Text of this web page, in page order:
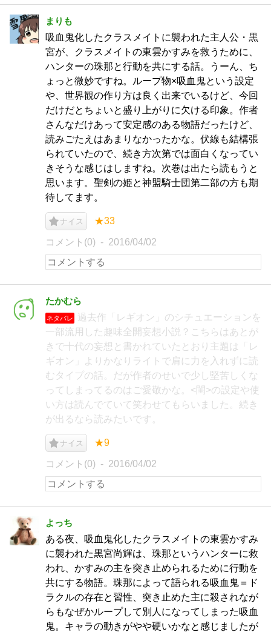
まりも
吸血鬼化したクラスメイトに襲われた主人公・黒
宮が、クラスメイトの東雲かすみを救うために、
ハンターの珠那と行動を共にする話。うーん、ち
ょっと微妙ですね。ループ物×吸血鬼という設定
や、世界観の作り方は良く出来でいるけど、今回
だけだとちょいと盛り上がりに欠ける印象。作者
さんなだけあって安定感のある物語だったけど、
読みごたえはあまりなかったかな。伏線も結構張
られていたので、続き方次第では面白くなってい
きそうな感じはしますね。次巻は出たら読もうと
思います。聖剣の姫と神盟騎士団第二部の方も期
待してます。
ナイス ★33
コメント(0) 2016/04/02
たかむら
ネタバレ
過去作「レギオン」のシチュエーションを
一部流用した趣味全開妄想小説？こちらはあとが
きで十代の妄想と書かれていたとおり主題は「レ
ギオン」よりかなりライトで肩に力を入れずに読
むタイプの話。だが作者のせいで少し堅苦しくな
ってしまってるのはご愛敬かな。<閨>の設定や使
い方は読んでていて笑わせてもらいました。続き
が出るなら読みたいです。
ナイス ★9
コメント(0) 2016/04/02
よっち
ある夜、吸血鬼化したクラスメイトの東雲かすみ
に襲われた黒宮尚輝は、珠那というハンターに救
われ、かすみの主を突き止められるために行動を
共にする物語。珠那によって語られる吸血鬼＝ド
ラクルの存在と習性、突き止めた主に殺されなが
らもなぜかループして別人になってしまった吸血
鬼。キャラの動きがやや硬いかなと感じましたが